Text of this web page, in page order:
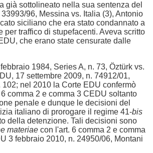
già sottolineato nella sua sentenza del
96, Messina vs. Italia (3), Antonio
siciliano che era stato condannato a
per traffico di stupefacenti. Aveva scritto
che erano state censurate dalle
1984, Series A, n. 73, Öztürk vs.
17 settembre 2009, n. 74912/01,
102; nel 2010 la Corte EDU confermò
comma 2 e comma 3 CEDU soltanto
penale e dunque le decisioni del
italiano di prorogare il regime 41-bis
della detenzione. Tali decisioni sono
materiae con l'art. 6 comma 2 e comma
3 febbraio 2010, n. 24950/06, Montani